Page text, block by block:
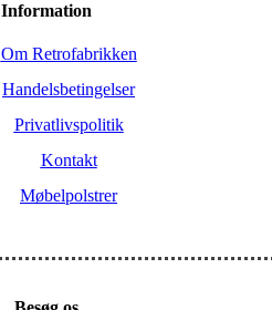
Information
Om Retrofabrikken
Handelsbetingelser
Privatlivspolitik
Kontakt
Møbelpolstrer